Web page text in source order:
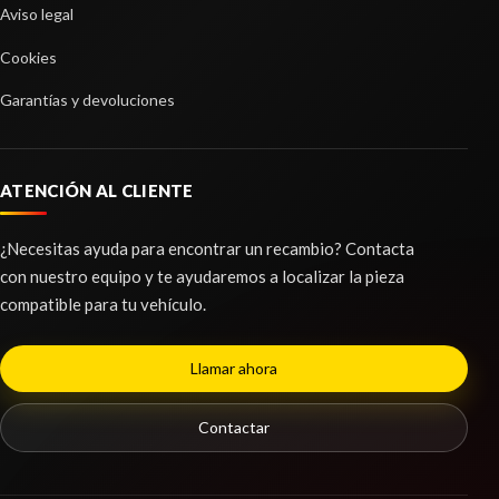
MANDO LUCES
MANDO LUCES usado.
PEUGEOT 508 ACTIVE
Ref: 2371092
Consultar
BOMBA FRENO
Ref: 2371056
Consultar
Aviso legal
Cookies
Garantías y devoluciones
ATENCIÓN AL CLIENTE
¿Necesitas ayuda para encontrar un recambio? Contacta
con nuestro equipo y te ayudaremos a localizar la pieza
compatible para tu vehículo.
Llamar ahora
Contactar